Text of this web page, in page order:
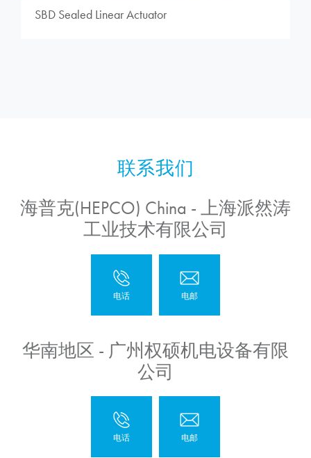
SBD Sealed Linear Actuator
海普克(HEPCO) China - 上海派然涛
工业技术有限公司
华南地区 - 广州权硕机电设备有限
公司